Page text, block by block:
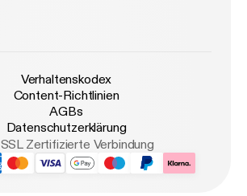
Verhaltenskodex
Content-Richtlinien
AGBs
Datenschutzerklärung
SSL Zertifizierte Verbindung